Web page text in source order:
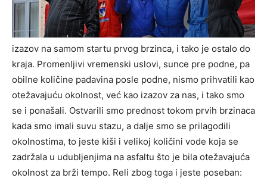
izazov na samom startu prvog brzinca, i tako je ostalo do
kraja. Promenljivi vremenski uslovi, sunce pre podne, pa
obilne količine padavina posle podne, nismo prihvatili kao
otežavajuću okolnost, već kao izazov za nas, i tako smo
se i ponašali. Ostvarili smo prednost tokom prvih brzinaca
kada smo imali suvu stazu, a dalje smo se prilagodili
okolnostima, to jeste kiši i velikoj količini vode koja se
zadržala u udubljenjima na asfaltu što je bila otežavajuća
okolnost za brži tempo. Reli zbog toga i jeste poseban: